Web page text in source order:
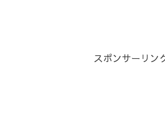
スポンサーリン